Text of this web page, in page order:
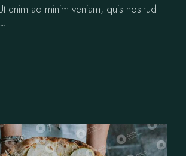
enim ad minim veniam, quis nostrud